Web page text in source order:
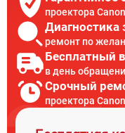
проектора
Диагностика
ремонт по
Бесплатный
в день
Срочный
проектора